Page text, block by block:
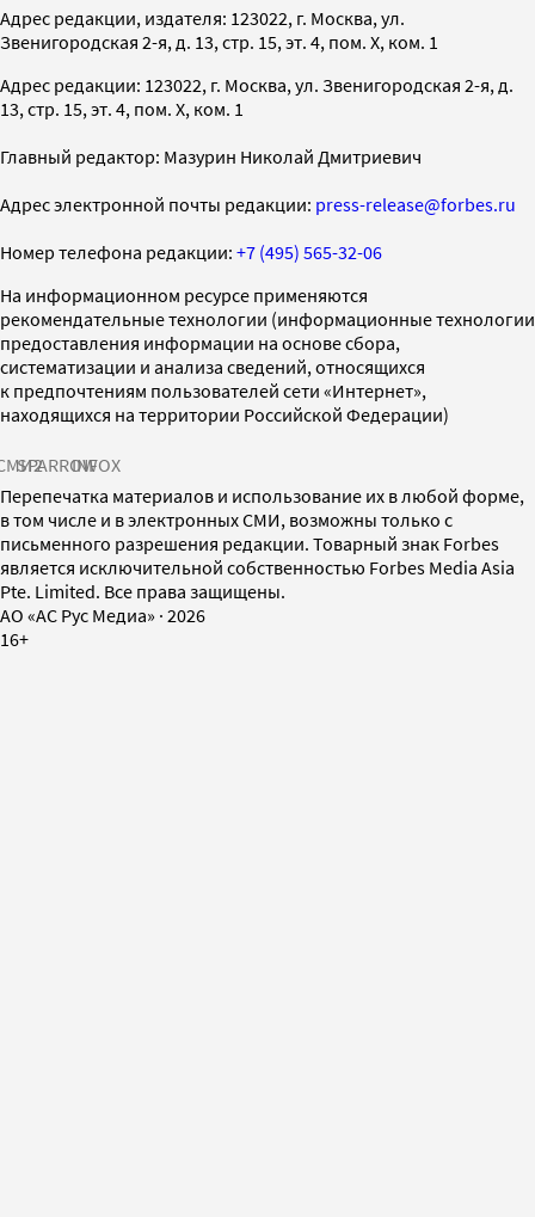
Адрес редакции, издателя: 123022, г. Москва, ул.
Звенигородская 2-я, д. 13, стр. 15, эт. 4, пом. X, ком. 1
Адрес редакции: 123022, г. Москва, ул. Звенигородская 2-я, д.
13, стр. 15, эт. 4, пом. X, ком. 1
Главный редактор: Мазурин Николай Дмитриевич
Адрес электронной почты редакции: press-release@forbes.ru
Номер телефона редакции: +7 (495) 565-32-06
На информационном ресурсе применяются
рекомендательные технологии (информационные технологии
предоставления информации на основе сбора,
систематизации и анализа сведений, относящихся
к предпочтениям пользователей сети «Интернет»,
находящихся на территории Российской Федерации)
SPARROWINFOX
Перепечатка материалов и использование их в любой форме,
в том числе и в электронных СМИ, возможны только с
письменного разрешения редакции. Товарный знак Forbes
является исключительной собственностью Forbes Media Asia
Pte. Limited. Все права защищены.
AO «АС Рус Медиа» · 2026
16+